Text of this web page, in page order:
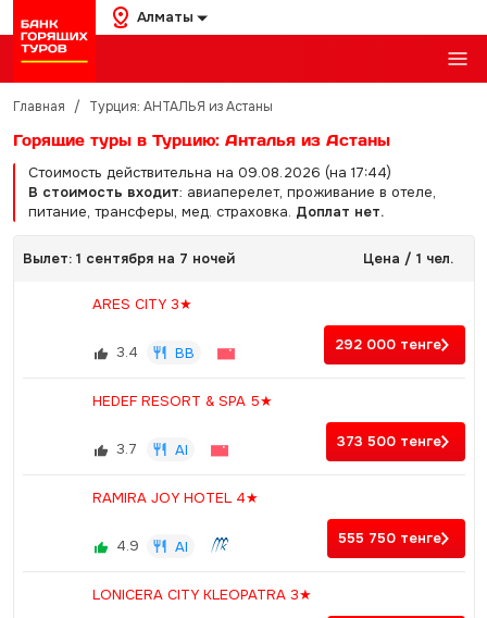
Алматы
Главная / Турция: АНТАЛЬЯ из Астаны
Горящие туры в Турцию: Анталья из Астаны
Стоимость действительна на 09.08.2026 (на 17:44)
В стоимость входит: авиаперелет, проживание в отеле,
питание, трансферы, мед. страховка. Доплат нет.
Вылет: 1 сентября на 7 ночей Цена / 1 чел.
ARES CITY 3★
3.4 BB 292 000 тенге
HEDEF RESORT & SPA 5★
3.7 AI 373 500 тенге
RAMIRA JOY HOTEL 4★
4.9 AI 555 750 тенге
LONICERA CITY KLEOPATRA 3★